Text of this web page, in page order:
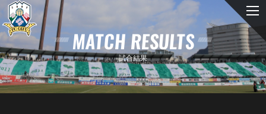
MATCH RESULTS
試合結果